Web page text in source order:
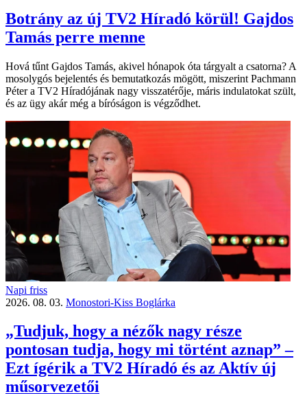
Botrány az új TV2 Híradó körül! Gajdos
Tamás perre menne
Hová tűnt Gajdos Tamás, akivel hónapok óta tárgyalt a csatorna? A
mosolygós bejelentés és bemutatkozás mögött, miszerint Pachmann
Péter a TV2 Híradójának nagy visszatérője, máris indulatokat szült,
és az ügy akár még a bíróságon is végződhet.
Napi friss
2026. 08. 03. Monostori-Kiss Boglárka
„Tudjuk, hogy a nézők nagy része
pontosan tudja, hogy mi történt aznap” –
Ezt ígérik a TV2 Híradó és az Aktív új
műsorvezetői